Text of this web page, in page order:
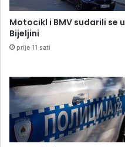
Motocikl i BMV sudarili se u
Bijeljini
prije 11 sati